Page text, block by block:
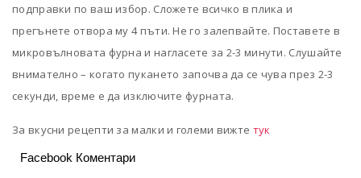
подправки по ваш избор. Сложете всичко в плика и
прегънете отвора му 4 пъти. Не го залепвайте. Поставете в
микровълновата фурна и нагласете за 2-3 минути. Слушайте
внимателно – когато пукането започва да се чува през 2-3
секунди, време е да изключите фурната.
За вкусни рецепти за малки и големи вижте тук
Facebook Коментари